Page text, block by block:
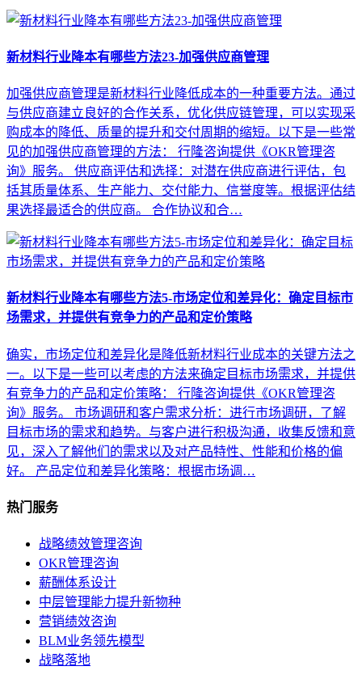
新材料行业降本有哪些方法23-加强供应商管理
加强供应商管理是新材料行业降低成本的一种重要方法。通过
与供应商建立良好的合作关系，优化供应链管理，可以实现采
购成本的降低、质量的提升和交付周期的缩短。以下是一些常
见的加强供应商管理的方法： 行隆咨询提供《OKR管理咨
询》服务。 供应商评估和选择：对潜在供应商进行评估，包
括其质量体系、生产能力、交付能力、信誉度等。根据评估结
果选择最适合的供应商。 合作协议和合…
新材料行业降本有哪些方法5-市场定位和差异化：确定目标市
场需求，并提供有竞争力的产品和定价策略
确实，市场定位和差异化是降低新材料行业成本的关键方法之
一。以下是一些可以考虑的方法来确定目标市场需求，并提供
有竞争力的产品和定价策略： 行隆咨询提供《OKR管理咨
询》服务。 市场调研和客户需求分析：进行市场调研，了解
目标市场的需求和趋势。与客户进行积极沟通，收集反馈和意
见，深入了解他们的需求以及对产品特性、性能和价格的偏
好。 产品定位和差异化策略：根据市场调…
热门服务
战略绩效管理咨询
OKR管理咨询
薪酬体系设计
中层管理能力提升新物种
营销绩效咨询
BLM业务领先模型
战略落地